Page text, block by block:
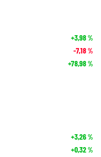
+3,98%
-7,18%
+78,98%
+3,26%
+0,32%